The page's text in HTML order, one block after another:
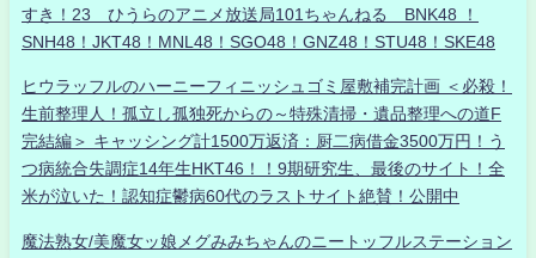
すき！23 ひうらのアニメ放送局101ちゃんねる BNK48 ！
SNH48！JKT48！MNL48！SGO48！GNZ48！STU48！SKE48
ヒウラッフルのハーニーフィニッシュゴミ屋敷補完計画 ＜必殺！
生前整理人！孤立し孤独死からの～特殊清掃・遺品整理への道F
完結編＞ キャッシング計1500万返済：厨二病借金3500万円！う
つ病統合失調症14年生HKT46！！9期研究生、最後のサイト！全
米が泣いた！認知症鬱病60代のラストサイト絶賛！公開中
魔法熟女/美魔女ッ娘メグみみちゃんのニートッフルステーション